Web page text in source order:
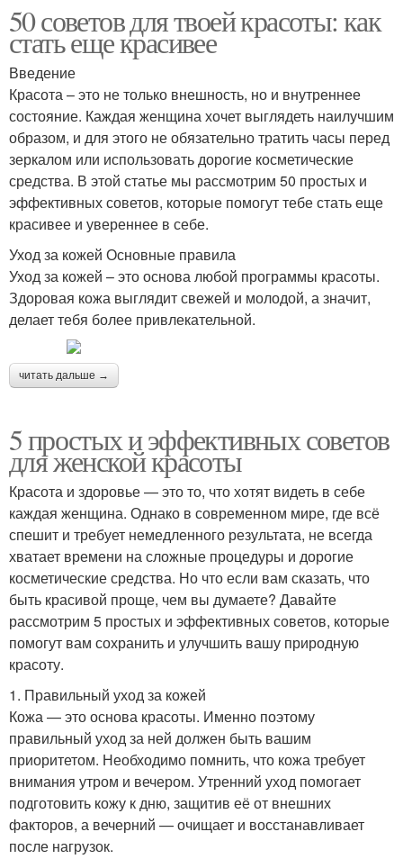
50 советов для твоей красоты: как
стать еще красивее
Введение
Красота – это не только внешность, но и внутреннее
состояние. Каждая женщина хочет выглядеть наилучшим
образом, и для этого не обязательно тратить часы перед
зеркалом или использовать дорогие косметические
средства. В этой статье мы рассмотрим 50 простых и
эффективных советов, которые помогут тебе стать еще
красивее и увереннее в себе.
Уход за кожей Основные правила
Уход за кожей – это основа любой программы красоты.
Здоровая кожа выглядит свежей и молодой, а значит,
делает тебя более привлекательной.
читать дальше →
5 простых и эффективных советов
для женской красоты
Красота и здоровье — это то, что хотят видеть в себе
каждая женщина. Однако в современном мире, где всё
спешит и требует немедленного результата, не всегда
хватает времени на сложные процедуры и дорогие
косметические средства. Но что если вам сказать, что
быть красивой проще, чем вы думаете? Давайте
рассмотрим 5 простых и эффективных советов, которые
помогут вам сохранить и улучшить вашу природную
красоту.
1. Правильный уход за кожей
Кожа — это основа красоты. Именно поэтому
правильный уход за ней должен быть вашим
приоритетом. Необходимо помнить, что кожа требует
внимания утром и вечером. Утренний уход помогает
подготовить кожу к дню, защитив её от внешних
факторов, а вечерний — очищает и восстанавливает
после нагрузок.